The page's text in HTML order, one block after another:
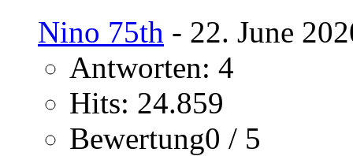
Nino 75th - 22. June
Antworten: 4
Hits: 24.859
Bewertung0 / 5